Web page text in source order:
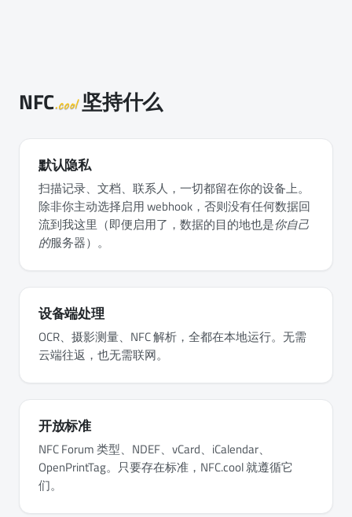
NFC.cool坚持什么
默认隐私
扫描记录、文档、联系人，一切都留在你的设备上。
除非你主动选择启用 webhook，否则没有任何数据回
流到我这里（即便启用了，数据的目的地也是你自己
的服务器）。
设备端处理
OCR、摄影测量、NFC 解析，全都在本地运行。无需
云端往返，也无需联网。
开放标准
NFC Forum 类型、NDEF、vCard、iCalendar、
OpenPrintTag。只要存在标准，NFC.cool 就遵循它
们。